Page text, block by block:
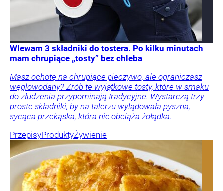
Wlewam 3 składniki do tostera. Po kilku minutach
mam chrupiące „tosty” bez chleba
Masz ochotę na chrupiące pieczywo, ale ograniczasz
węglowodany? Zrób te wyjątkowe tosty, które w smaku
do złudzenia przypominają tradycyjne. Wystarczą trzy
proste składniki, by na talerzu wylądowała pyszna,
sycąca przekąska, która nie obciąża żołądka.
PrzepisyProduktyŻywienie